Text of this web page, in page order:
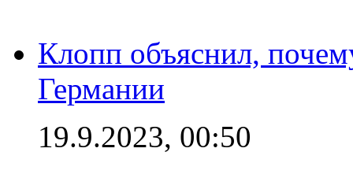
Клопп объяснил,
Германии
19.9.2023, 00:50